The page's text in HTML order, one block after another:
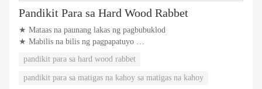
Pandikit Para sa Hard Wood Rabbet
★ Mataas na paunang lakas ng pagbubuklod
★ Mabilis na bilis ng pagpapatuyo
pandikit para sa hard wood rabbet
pandikit para sa matigas na kahoy sa matigas na kahoy